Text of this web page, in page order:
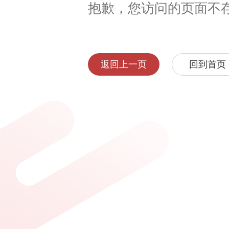
抱歉，您访问的页面不
返回上一页 回到首页